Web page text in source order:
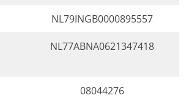
NL79INGB0000895557
NL77ABNA0621347418
08044276